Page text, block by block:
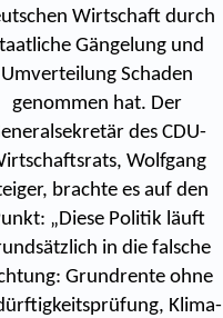
Wirtschaft durch
Gängelung und
Umverteilung Schaden
genommen hat. Der
des CDU-
Wolfgang
brachte es auf den
„Diese Politik läuft
in die falsche
Grundrente ohne
Klima-